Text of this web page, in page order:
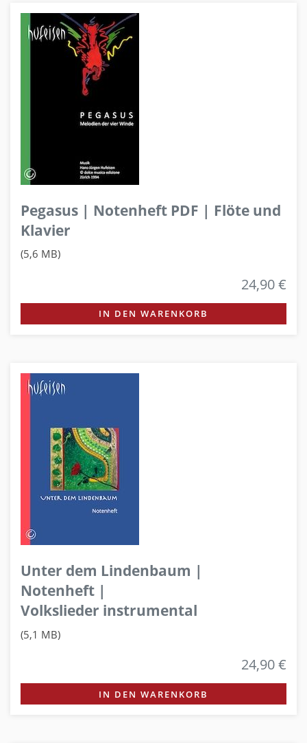
Pegasus | Notenheft PDF | Flöte und
Klavier
(5,6 MB)
24,90 €
IN DEN WARENKORB
Unter dem Lindenbaum |
Notenheft |
Volkslieder instrumental
(5,1 MB)
24,90 €
IN DEN WARENKORB